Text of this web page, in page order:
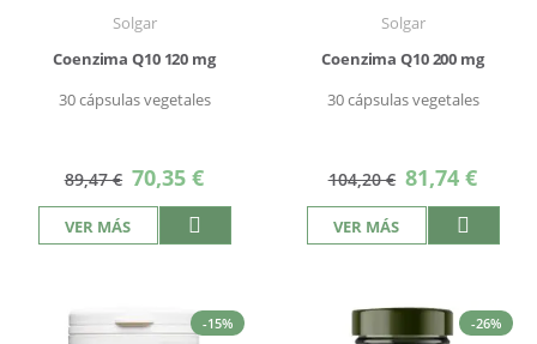
Solgar
Coenzima Q10 120 mg
30 cápsulas vegetales
89,47 € Precio
especial
70,35 €
VER MÁS
Solgar
Coenzima Q10 200 mg
30 cápsulas vegetales
104,20 € Precio
especial
81,74 €
VER MÁS
-15% -26%